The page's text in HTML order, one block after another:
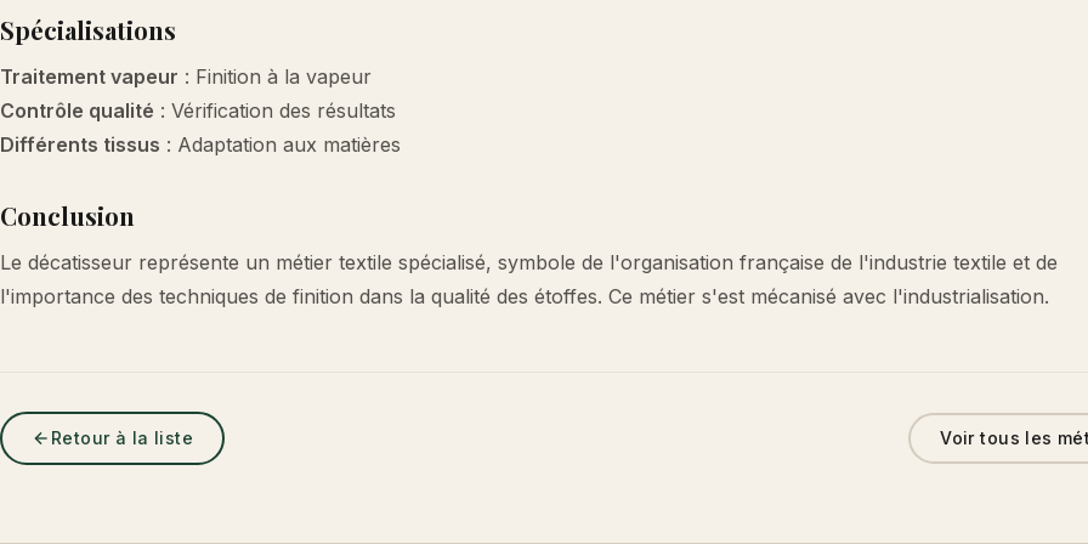
Spécialisations
Traitement vapeur : Finition à la vapeur
Contrôle qualité : Vérification des résultats
Différents tissus : Adaptation aux matières
Conclusion
Le décatisseur représente un métier textile spécialisé, symbole de l'organisation française de l'industrie textile et de
l'importance des techniques de finition dans la qualité des étoffes. Ce métier s'est mécanisé avec l'industrialisation.
Retour à la liste Voir tous les